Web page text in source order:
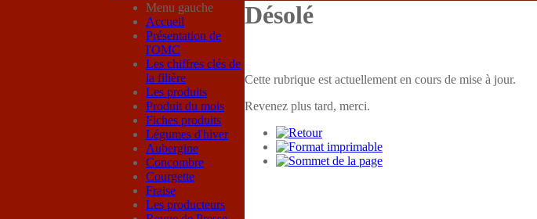
Menu gauche
Accueil
Présentation de
l'OMC
Les chiffres clés de
la filière
Les produits
Produit du mois
Fiches produits
Légumes d'hiver
Aubergine
Concombre
Courgette
Fraise
Les producteurs
Désolé
Cette rubrique est actuellement en cours de mise à jour.
Revenez plus tard, merci.